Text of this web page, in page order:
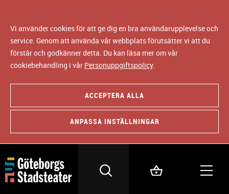
Vi använder cookies för att ge dig en bra användarupplevelse och
service. Genom att använda vår webbplats förutsätter vi att du
förstår och godkänner detta. Du kan läsa mer om vår
cookiebehandling i vår Personuppgiftspolicy.
ACCEPTERA ALLA
ANPASSA INSTÄLLNINGAR